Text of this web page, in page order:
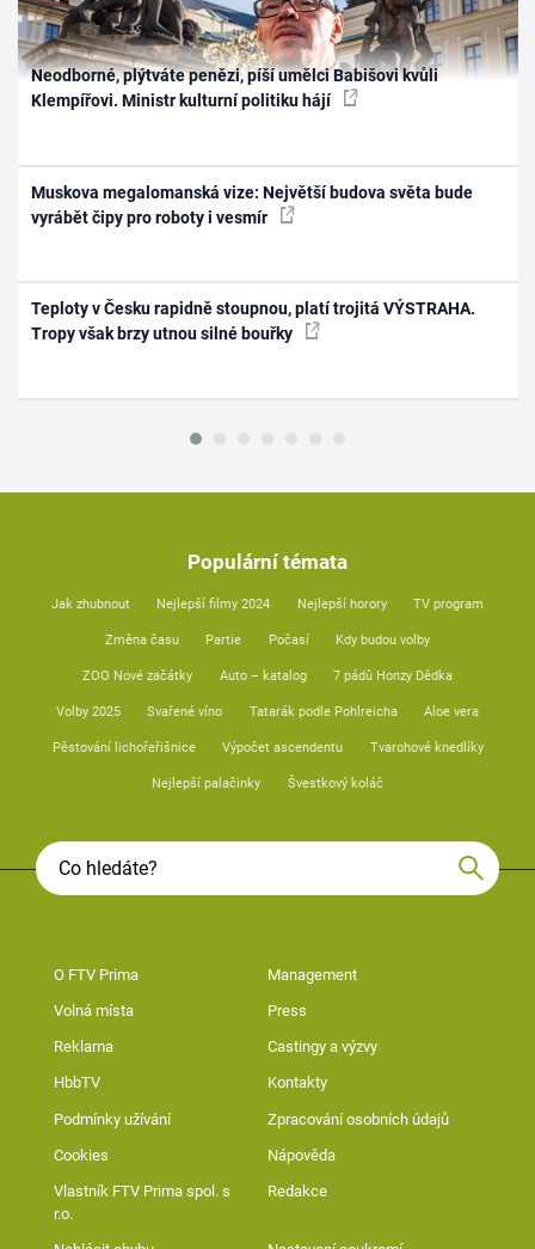
Neodborné, plýtváte penězi, píší umělci Babišovi kvůli
Klempířovi. Ministr kulturní politiku hájí
Muskova megalomanská vize: Největší budova světa bude
vyrábět čipy pro roboty i vesmír
Teploty v Česku rapidně stoupnou, platí trojitá VÝSTRAHA.
Tropy však brzy utnou silné bouřky
Populární témata
Jak zhubnout Nejlepší filmy 2024 Nejlepší horory TV program
Změna času Partie Počasí Kdy budou volby
ZOO Nové začátky Auto – katalog 7 pádů Honzy Dědka
Volby 2025 Svařené víno Tatarák podle Pohlreicha Aloe vera
Pěstování lichořeřišnice Výpočet ascendentu Tvarohové knedlíky
Nejlepší palačinky Švestkový koláč
O FTV Prima Management
Volná místa Press
Reklama Castingy a výzvy
HbbTV Kontakty
Podmínky užívání Zpracování osobních údajů
Cookies Nápověda
Vlastník FTV Prima spol. s
r.o.
Redakce